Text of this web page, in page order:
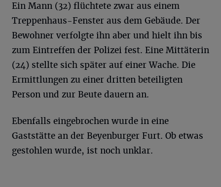
Ein Mann (32) flüchtete zwar aus einem
Treppenhaus-Fenster aus dem Gebäude. Der
Bewohner verfolgte ihn aber und hielt ihn bis
zum Eintreffen der Polizei fest. Eine Mittäterin
(24) stellte sich später auf einer Wache. Die
Ermittlungen zu einer dritten beteiligten
Person und zur Beute dauern an.
Ebenfalls eingebrochen wurde in eine
Gaststätte an der Beyenburger Furt. Ob etwas
gestohlen wurde, ist noch unklar.